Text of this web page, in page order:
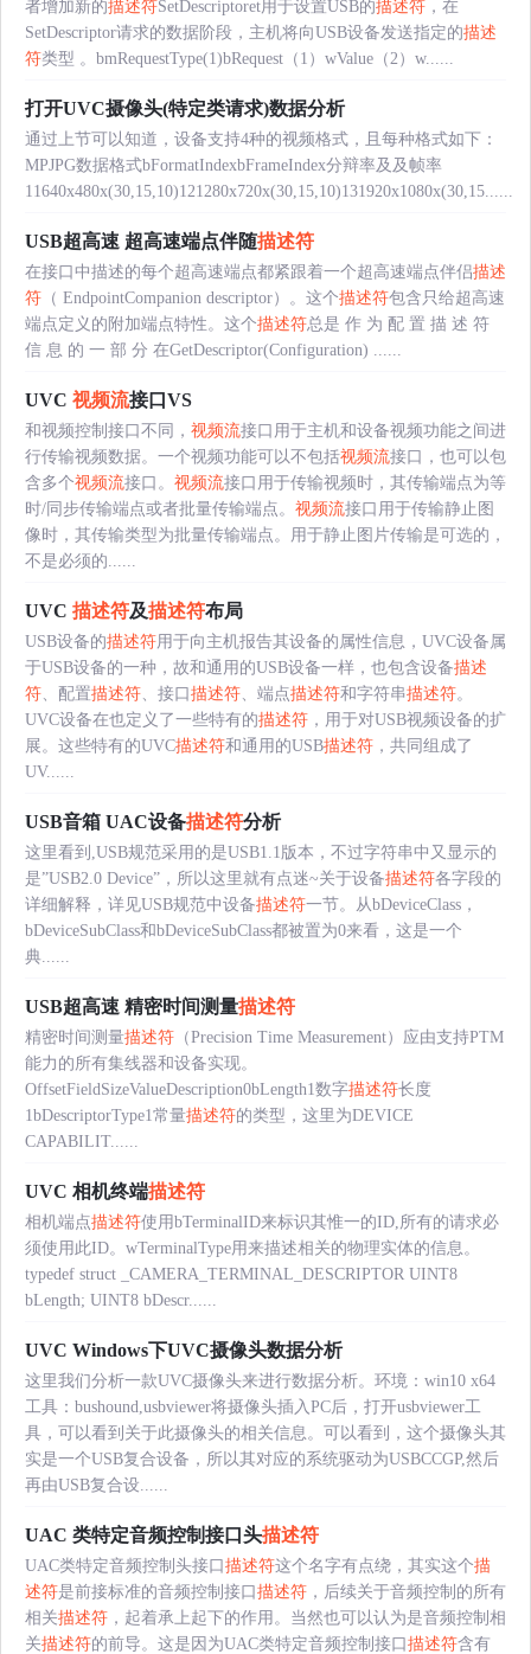
者增加新的描述符SetDescriptoret用于设置USB的描述符 ，在
SetDescriptor请求的数据阶段，主机将向USB设备发送指定的描述
符类型 。bmRequestType(1)bRequest（1）wValue（2）w......
打开UVC摄像头(特定类请求)数据分析
通过上节可以知道，设备支持4种的视频格式，且每种格式如下：
MPJPG数据格式bFormatIndexbFrameIndex分辩率及及帧率
11640x480x(30,15,10)121280x720x(30,15,10)131920x1080x(30,15......
USB超高速 超高速端点伴随描述符
在接口中描述的每个超高速端点都紧跟着一个超高速端点伴侣描述
符 （ EndpointCompanion descriptor）。这个描述符包含只给超高速
端点定义的附加端点特性。这个描述符总是 作 为 配 置 描 述 符
信 息 的 一 部 分 在GetDescriptor(Configuration) ......
UVC 视频流接口VS
和视频控制接口不同， 视频流接口用于主机和设备视频功能之间进
行传输视频数据。一个视频功能可以不包括视频流接口，也可以包
含多个视频流接口。 视频流接口用于传输视频时，其传输端点为等
时/同步传输端点或者批量传输端点。 视频流接口用于传输静止图
像时，其传输类型为批量传输端点。用于静止图片传输是可选的，
不是必须的......
UVC 描述符及描述符布局
USB设备的描述符用于向主机报告其设备的属性信息，UVC设备属
于USB设备的一种，故和通用的USB设备一样，也包含设备描述
符 、配置描述符 、接口描述符 、端点描述符和字符串描述符。
UVC设备在也定义了一些特有的描述符 ，用于对USB视频设备的扩
展。这些特有的UVC描述符和通用的USB描述符 ，共同组成了
UV......
USB音箱 UAC设备描述符分析
这里看到,USB规范采用的是USB1.1版本，不过字符串中又显示的
是”USB2.0 Device”，所以这里就有点迷~关于设备描述符各字段的
详细解释，详见USB规范中设备描述符一节。从bDeviceClass，
bDeviceSubClass和bDeviceSubClass都被置为0来看，这是一个
典......
USB超高速 精密时间测量描述符
精密时间测量描述符 （Precision Time Measurement）应由支持PTM
能力的所有集线器和设备实现。
OffsetFieldSizeValueDescription0bLength1数字描述符长度
1bDescriptorType1常量描述符的类型，这里为DEVICE
CAPABILIT......
UVC 相机终端描述符
相机端点描述符使用bTerminalID来标识其惟一的ID,所有的请求必
须使用此ID。wTerminalType用来描述相关的物理实体的信息。
typedef struct _CAMERA_TERMINAL_DESCRIPTOR UINT8
bLength; UINT8 bDescr......
UVC Windows下UVC摄像头数据分析
这里我们分析一款UVC摄像头来进行数据分析。环境：win10 x64
工具：bushound,usbviewer将摄像头插入PC后，打开usbviewer工
具，可以看到关于此摄像头的相关信息。可以看到，这个摄像头其
实是一个USB复合设备，所以其对应的系统驱动为USBCCGP,然后
再由USB复合设......
UAC 类特定音频控制接口头描述符
UAC类特定音频控制头接口描述符这个名字有点绕，其实这个描
述符是前接标准的音频控制接口描述符 ，后续关于音频控制的所有
相关描述符 ，起着承上起下的作用。当然也可以认为是音频控制相
关描述符的前导。这是因为UAC类特定音频控制接口描述符含有